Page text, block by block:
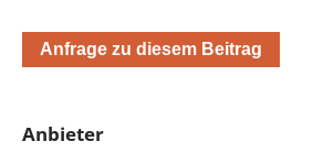
Anfrage zu diesem Beitrag
Anbieter